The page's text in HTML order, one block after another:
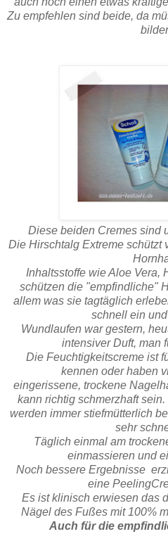
Zu empfehlen sind beide, da
Diese beiden Cremes sind
Die Hirschtalg Extreme schützt
Inhaltsstoffe wie Aloe Vera,
schützen die "empfindliche"
allem was sie tagtäglich
schnell ein
Wundlaufen war gestern,
intensiver Duft, man
Die Feuchtigkeitscreme ist
kennen oder haben
eingerissene, trockene
kann richtig schmerzhaft
werden immer stiefmütterlich
sehr
Täglich einmal am
einmassieren und
Noch bessere Ergebnisse
eine
Es ist klinisch erwiesen das
Nägel des Fußes mit 100%
Auch für die